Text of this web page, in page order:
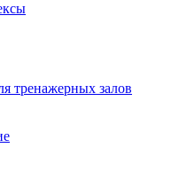
тренажерных залов